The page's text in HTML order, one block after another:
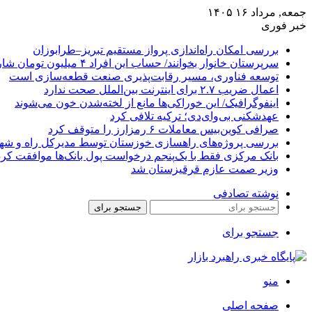
جمعه, مرداد ۱۶ ۱۴۰۵
خبر فوری
بررسی امکان راه‌اندازی پرواز مستقیم تبریز–طرابوزان
سرپرستان خانوار بخوانند/ حساب این افراد ۴ میلیون تومان شارژ شد
توسعه فناوری، مسیر رقابت‌پذیری صنعت قطعه‌سازی است
اعمال ضریب ۲.۷ برای اینترنت بین‌الملل صحت ندارد
اینفوگرافیک/ این خوراکی‌ها مانع از لخته‌شدن خون می‌شوند
عهدشکنی بی‌وای‌دی؛ ترکیه تلافی کرد
صرافی کوین‌بیس معاملات ۶ رمزارز را متوقف کرد
بررسی پروژه‌های راهسازی خوزستان توسط مدیرکل راه و
بانک مرکزی فقط با یک‌‎پنجم درخواست پول بانک‌ها موافقت کرد
وزیر صمت عازم قرقیزستان شد
نوشته تصادفی
جستجو برای
جستجو برای
منو
صفحه اصلی